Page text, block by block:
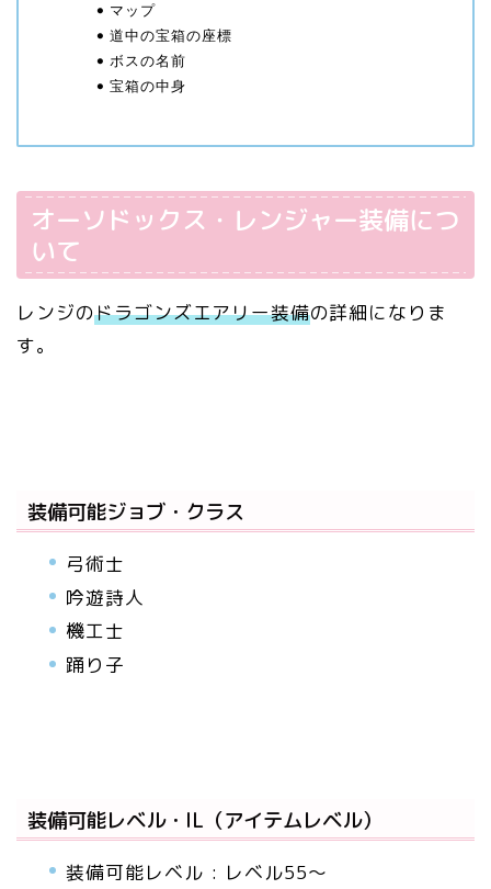
マップ
道中の宝箱の座標
ボスの名前
宝箱の中身
オーソドックス・レンジャー装備につ
いて
レンジのドラゴンズエアリー装備の詳細になりま
す。
装備可能ジョブ・クラス
弓術士
吟遊詩人
機工士
踊り子
装備可能レベル・IL（アイテムレベル）
装備可能レベル : レベル55～